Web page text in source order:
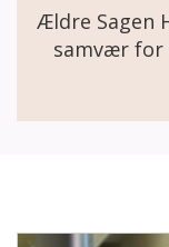
Ældre Sagen
samvær for